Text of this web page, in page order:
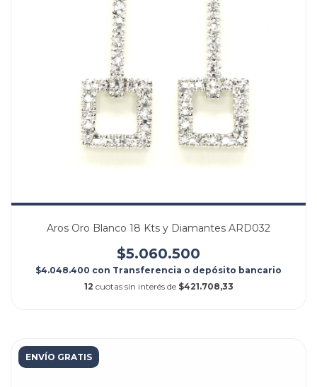
Aros Oro Blanco 18 Kts y Diamantes ARD032
$5.060.500
$4.048.400 con Transferencia o depósito bancario
12 cuotas sin interés de $421.708,33
ENVÍO GRATIS